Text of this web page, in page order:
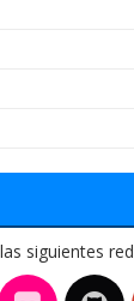
siguientes